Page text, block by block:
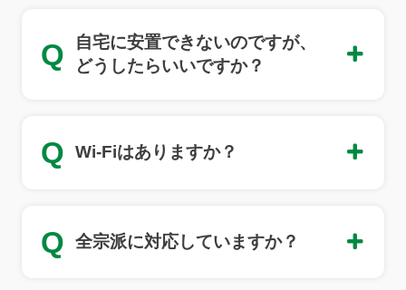
Q
自宅に安置できないのですが、
どうしたらいいですか？
Q Wi-Fiはありますか？
Q 全宗派に対応していますか？